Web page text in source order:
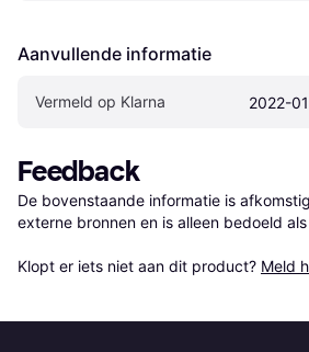
Aanvullende informatie
Vermeld op Klarna 2022-
Feedback
De bovenstaande informatie is
externe bronnen en is alleen bedoeld
Klopt er iets niet aan dit product? Meld